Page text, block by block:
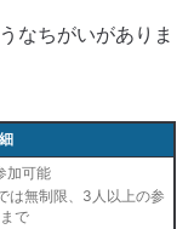
なちがいがありま
加可能
は無制限、3人以上の参
で